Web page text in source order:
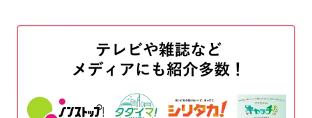
中に小さなお花を入れたり、持ち手にリボンなどを結んで
みてもいいですね。
持ち手をつける
霧吹きをして形を整える
おわりに 19:11